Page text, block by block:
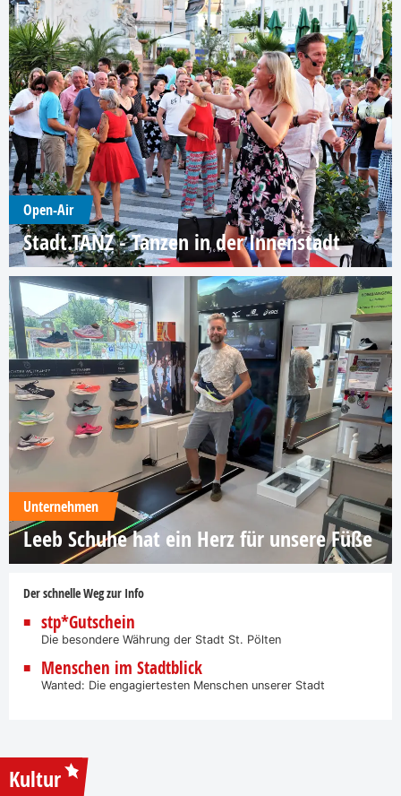
Open-Air
Stadt.TANZ - Tanzen in der Innenstadt
Unternehmen
Leeb Schuhe hat ein Herz für unsere Füße
Der schnelle Weg zur Info
stp*Gutschein
Die besondere Währung der Stadt St. Pölten
Menschen im Stadtblick
Wanted: Die engagiertesten Menschen unserer Stadt
Kultur